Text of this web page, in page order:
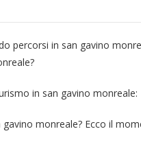
percorsi in san gavino
in san gavino monreale:
monreale? Ecco il